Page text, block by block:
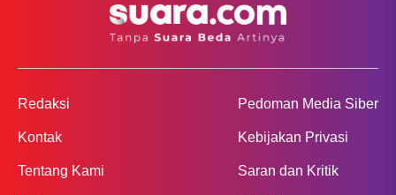
Redaksi
Kontak
Tentang Kami
Pedoman Media Siber
Kebijakan Privasi
Saran dan Kritik